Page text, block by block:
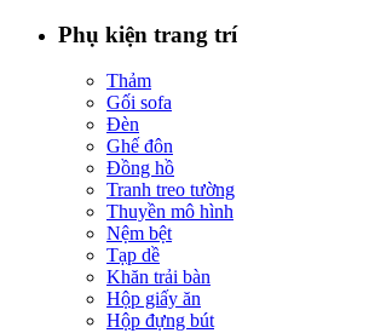
Phụ kiện trang trí
Thảm
Gối sofa
Đèn
Ghế đôn
Đồng hồ
Tranh treo tường
Thuyền mô hình
Nệm bệt
Tạp dề
Khăn trải bàn
Hộp giấy ăn
Hộp đựng bút